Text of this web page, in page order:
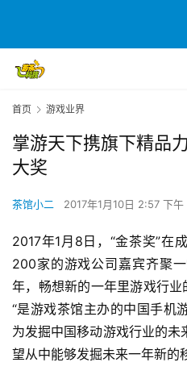
首页 游戏业界
掌游天下携旗下精品
大奖
茶馆小二 2017年1月10日 2:57 下午
2017年1月8日，“金茶奖”在
200家的游戏公司嘉宾齐聚
年，畅想新的一年里游戏行
“是游戏茶馆主办的中国手机
为发掘中国移动游戏行业的
望从中能够发掘未来一年新的